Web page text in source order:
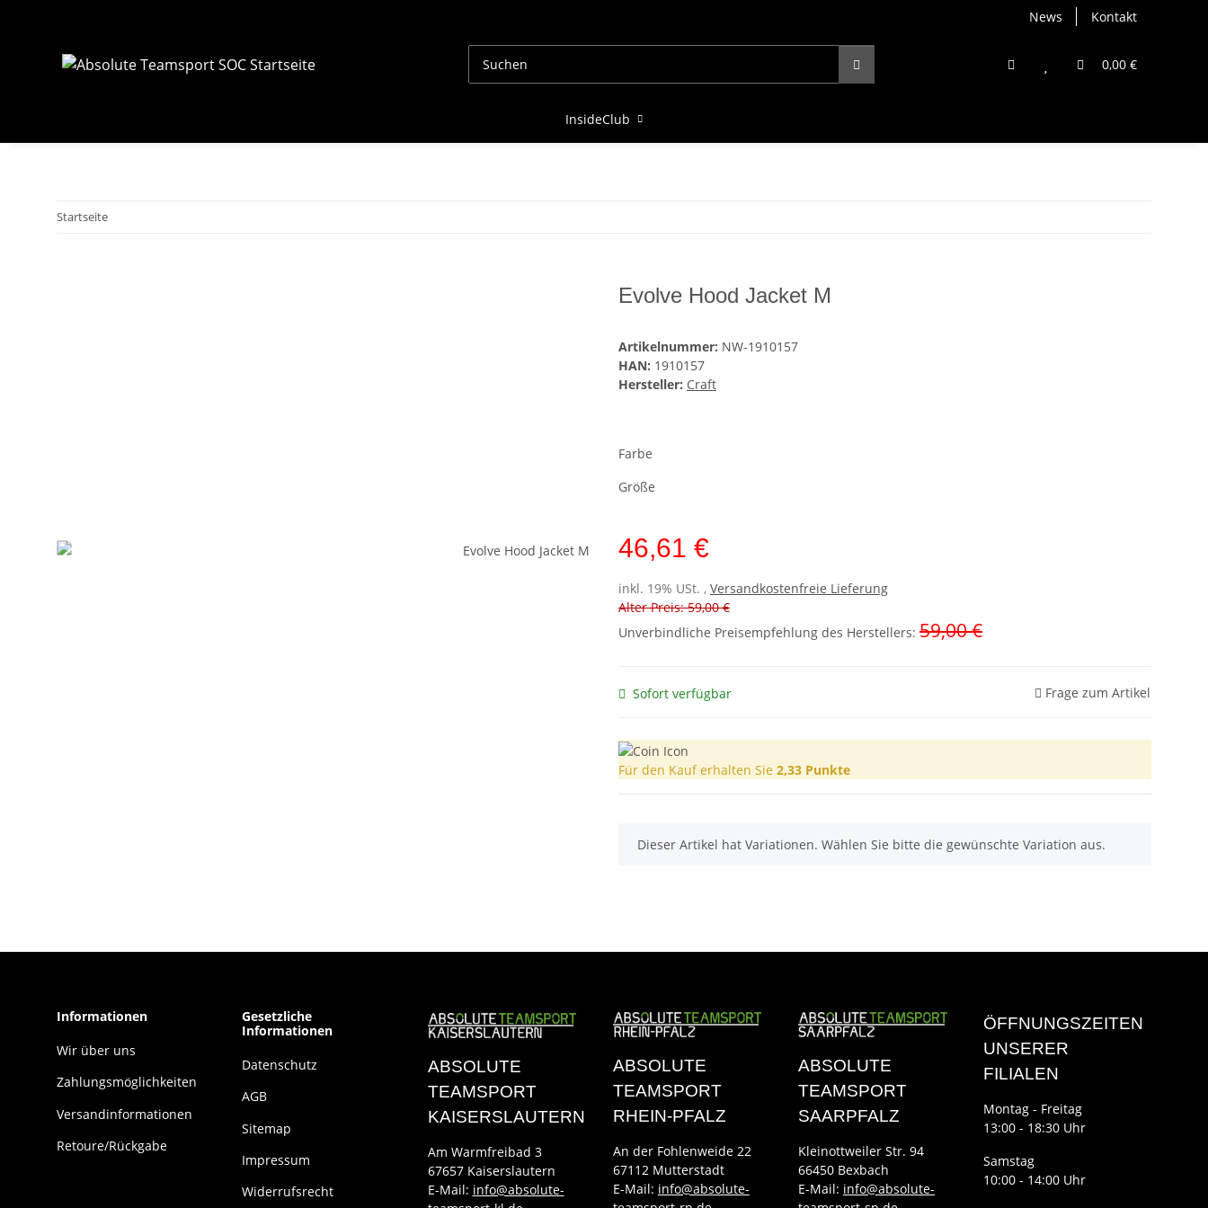
News Kontakt
0,00 €
InsideClub
Startseite
Evolve Hood Jacket M
Artikelnummer: NW-1910157
HAN: 1910157
Hersteller: Craft
Farbe
Größe
46,61 €
inkl. 19% USt. , Versandkostenfreie Lieferung
Alter Preis: 59,00 €
Unverbindliche Preisempfehlung des Herstellers: 59,00 €
Sofort verfügbar Frage zum Artikel
Für den Kauf erhalten Sie 2,33 Punkte
x
Dieser Artikel hat Variationen. Wählen Sie bitte die gewünschte Variation aus.
Informationen
Wir über uns
Zahlungsmöglichkeiten
Versandinformationen
Retoure/Rückgabe
Gesetzliche
Informationen
Datenschutz
AGB
Sitemap
Impressum
Widerrufsrecht
ABSOLUTE
TEAMSPORT
KAISERSLAUTERN
Am Warmfreibad 3
67657 Kaiserslautern
E-Mail: info@absolute-
ABSOLUTE
TEAMSPORT
RHEIN-PFALZ
An der Fohlenweide 22
67112 Mutterstadt
E-Mail: info@absolute-
ABSOLUTE
TEAMSPORT
SAARPFALZ
Kleinottweiler Str. 94
66450 Bexbach
E-Mail: info@absolute-
ÖFFNUNGSZEITEN
UNSERER
FILIALEN
Montag - Freitag
13:00 - 18:30 Uhr
Samstag
10:00 - 14:00 Uhr